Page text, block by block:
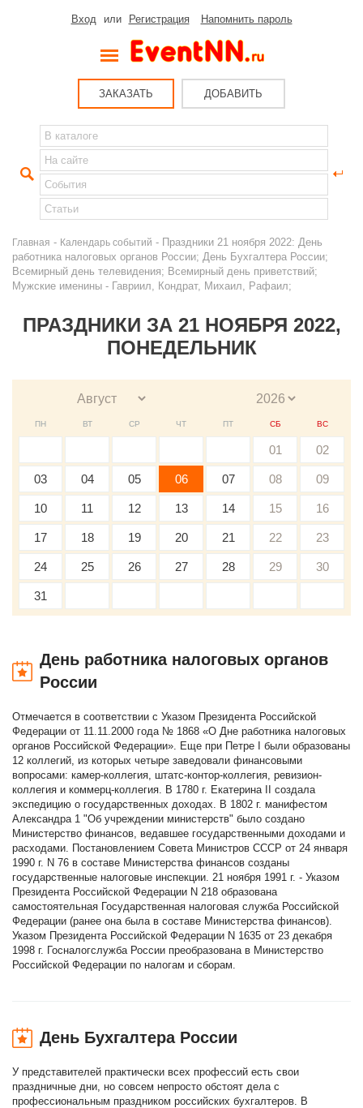
Вход или Регистрация Напомнить пароль
ЗАКАЗАТЬ ДОБАВИТЬ
Главная - Календарь событий - Праздники 21 ноября 2022: День
работника налоговых органов России; День Бухгалтера России;
Всемирный день телевидения; Всемирный день приветствий;
Мужские именины - Гавриил, Кондрат, Михаил, Рафаил;
ПРАЗДНИКИ ЗА 21 НОЯБРЯ 2022,
ПОНЕДЕЛЬНИК
ПН ВТ СР ЧТ ПТ СБ ВС
01 02
03 04 05 06 07 08 09
10 11 12 13 14 15 16
17 18 19 20 21 22 23
24 25 26 27 28 29 30
31
День работника налоговых органов
России
Отмечается в соответствии с Указом Президента Российской
Федерации от 11.11.2000 года № 1868 «О Дне работника налоговых
органов Российской Федерации». Еще при Петре I были образованы
12 коллегий, из которых четыре заведовали финансовыми
вопросами: камер-коллегия, штатс-контор-коллегия, ревизион-
коллегия и коммерц-коллегия. В 1780 г. Екатерина II создала
экспедицию о государственных доходах. В 1802 г. манифестом
Александра 1 "Об учреждении министерств" было создано
Министерство финансов, ведавшее государственными доходами и
расходами. Постановлением Совета Министров СССР от 24 января
1990 г. N 76 в составе Министерства финансов созданы
государственные налоговые инспекции. 21 ноября 1991 г. - Указом
Президента Российской Федерации N 218 образована
самостоятельная Государственная налоговая служба Российской
Федерации (ранее она была в составе Министерства финансов).
Указом Президента Российской Федерации N 1635 от 23 декабря
1998 г. Госналогслужба России преобразована в Министерство
Российской Федерации по налогам и сборам.
День Бухгалтера России
У представителей практически всех профессий есть свои
праздничные дни, но совсем непросто обстоят дела с
профессиональным праздником российских бухгалтеров. В